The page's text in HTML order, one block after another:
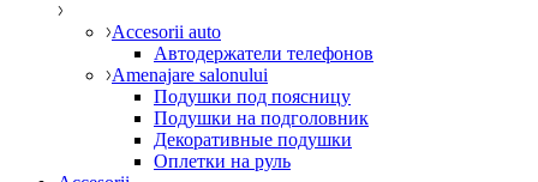
Accesorii auto
Автодержатели телефонов
Amenajare salonului
Подушки под поясницу
Подушки на подголовник
Декоративные подушки
Оплетки на руль